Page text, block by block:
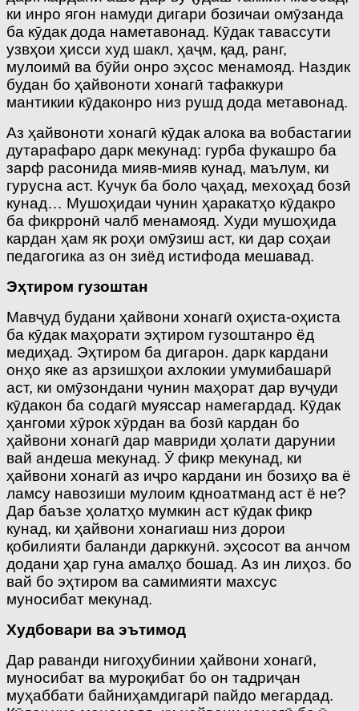
ки инро ягон намуди дигари бозичаи омӯзанда
ба кӯдак дода наметавонад. Кӯдак тавассути
узвҳои ҳисси худ шакл, ҳаҷм, қад, ранг,
мулоимӣ ва бӯйи онро эҳсос менамояд. Наздик
будан бо ҳайвоноти хонагӣ тафаккури
мантикии кӯдаконро низ рушд дода метавонад.
Аз ҳайвоноти хонагӣ кӯдак алока ва вобастагии
дутарафаро дарк мекунад: гурба фукашро ба
зарф расонида мияв-мияв кунад, маълум, ки
гурусна аст. Кучук ба боло ҷаҳад, мехоҳад бозӣ
кунад… Мушоҳидаи чунин ҳаракатҳо кӯдакро
ба фикрронӣ чалб менамояд. Худи мушоҳида
кардан ҳам як роҳи омӯзиш аст, ки дар соҳаи
педагогика аз он зиёд истифода мешавад.
Эҳтиром гузоштан
Мавҷуд будани ҳайвони хонагӣ оҳиста-оҳиста
ба кӯдак маҳорати эҳтиром гузоштанро ёд
медиҳад. Эҳтиром ба дигарон. дарк кардани
онҳо яке аз арзишҳои ахлокии умумибашарӣ
аст, ки омӯзондани чунин маҳорат дар вуҷуди
кӯдакон ба содагӣ муяссар намегардад. Кӯдак
ҳангоми хӯрок хӯрдан ва бозӣ кардан бо
ҳайвони хонагӣ дар мавриди ҳолати дарунии
вай андеша мекунад. Ӯ фикр мекунад, ки
ҳайвони хонагӣ аз иҷро кардани ин бозиҳо ва ё
ламсу навозиши мулоим кдноатманд аст ё не?
Дар баъзе ҳолатҳо мумкин аст кӯдак фикр
кунад, ки ҳайвони хонагиаш низ дорои
қобилияти баланди дарккунӣ. эҳсосот ва анчом
додани ҳар гуна амалҳо бошад. Аз ин лиҳоз. бо
вай бо эҳтиром ва самимияти махсус
муносибат мекунад.
Худбовари ва эътимод
Дар раванди нигоҳубинии ҳайвони хонагӣ,
муносибат ва муроқибат бо он тадриҷан
муҳаббати байниҳамдигарӣ пайдо мегардад.